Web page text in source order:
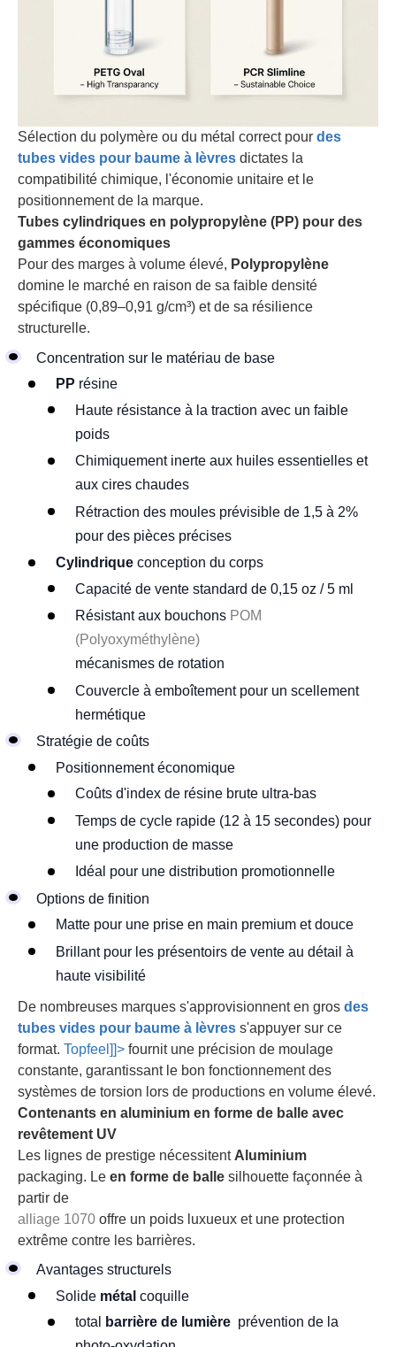
Sélection du polymère ou du métal correct pour des
tubes vides pour baume à lèvres dictates la
compatibilité chimique, l'économie unitaire et le
positionnement de la marque.
Tubes cylindriques en polypropylène (PP) pour des
gammes économiques
Pour des marges à volume élevé, Polypropylène
domine le marché en raison de sa faible densité
spécifique (0,89–0,91 g/cm³) et de sa résilience
structurelle.
Concentration sur le matériau de base
PP résine
Haute résistance à la traction avec un faible
poids
Chimiquement inerte aux huiles essentielles et
aux cires chaudes
Rétraction des moules prévisible de 1,5 à 2%
pour des pièces précises
Cylindrique conception du corps
Capacité de vente standard de 0,15 oz / 5 ml
Résistant aux bouchons POM
(Polyoxyméthylène)
mécanismes de rotation
Couvercle à emboîtement pour un scellement
hermétique
Stratégie de coûts
Positionnement économique
Coûts d'index de résine brute ultra-bas
Temps de cycle rapide (12 à 15 secondes) pour
une production de masse
Idéal pour une distribution promotionnelle
Options de finition
Matte pour une prise en main premium et douce
Brillant pour les présentoirs de vente au détail à
haute visibilité
De nombreuses marques s'approvisionnent en gros des
tubes vides pour baume à lèvres s'appuyer sur ce
format. Topfeel]]> fournit une précision de moulage
constante, garantissant le bon fonctionnement des
systèmes de torsion lors de productions en volume élevé.
Contenants en aluminium en forme de balle avec
revêtement UV
Les lignes de prestige nécessitent Aluminium
packaging. Le en forme de balle silhouette façonnée à
partir de
alliage 1070 offre un poids luxueux et une protection
extrême contre les barrières.
Avantages structurels
Solide métal coquille
total
barrière de lumière prévention de la